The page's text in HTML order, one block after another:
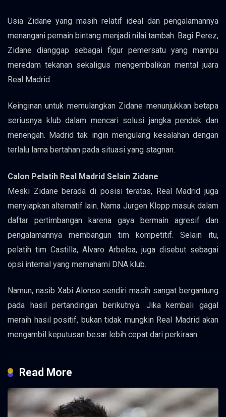
Usia Zidane yang masih relatif ideal dan pengalamannya
menangani pemain bintang menjadi nilai tambah. Bagi Perez,
Zidane dianggap sebagai figur pemersatu yang mampu
meredam tekanan sekaligus mengembalikan mental juara
Real Madrid.
Keinginan untuk memulangkan Zidane menunjukkan betapa
seriusnya klub dalam mencari solusi jangka pendek dan
menengah. Madrid tak ingin mengulang kesalahan dengan
terlalu lama bertahan pada situasi yang stagnan.
Calon Pelatih Real Madrid Selain Zidane
Meski Zidane berada di posisi teratas, Real Madrid juga
menyiapkan alternatif lain. Nama Jurgen Klopp masuk dalam
daftar pertimbangan karena gaya bermain agresif dan
pengalamannya membangun tim kompetitif. Selain itu,
pelatih tim Castilla, Alvaro Arbeloa, juga disebut sebagai
opsi internal yang memahami DNA klub.
Namun, nasib Xabi Alonso sendiri masih sangat bergantung
pada hasil pertandingan berikutnya. Jika kembali gagal
meraih hasil positif, bukan tidak mungkin Real Madrid akan
mengambil keputusan besar lebih cepat dari perkiraan.
Read More